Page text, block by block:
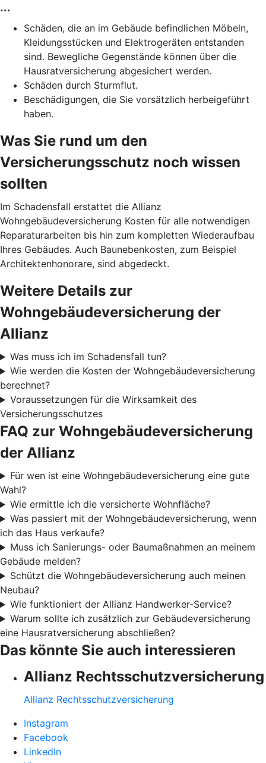
...
Schäden, die an im Gebäude befindlichen Möbeln,
Kleidungsstücken und Elektrogeräten entstanden
sind. Bewegliche Gegenstände können über die
Hausratversicherung abgesichert werden.
Schäden durch Sturmflut.
Beschädigungen, die Sie vorsätzlich herbeigeführt
haben.
Was Sie rund um den
Versicherungsschutz noch wissen
sollten
Im Schadensfall erstattet die Allianz
Wohngebäudeversicherung Kosten für alle notwendigen
Reparaturarbeiten bis hin zum kompletten Wiederaufbau
Ihres Gebäudes. Auch Baunebenkosten, zum Beispiel
Architektenhonorare, sind abgedeckt.
Weitere Details zur
Wohngebäudeversicherung der
Allianz
Was muss ich im Schadensfall tun?
Wie werden die Kosten der Wohngebäudeversicherung
berechnet?
Voraussetzungen für die Wirksamkeit des
Versicherungsschutzes
FAQ zur Wohngebäudeversicherung
der Allianz
Für wen ist eine Wohngebäudeversicherung eine gute
Wahl?
Wie ermittle ich die versicherte Wohnfläche?
Was passiert mit der Wohngebäudeversicherung, wenn
ich das Haus verkaufe?
Muss ich Sanierungs- oder Baumaßnahmen an meinem
Gebäude melden?
Schützt die Wohngebäudeversicherung auch meinen
Neubau?
Wie funktioniert der Allianz Handwerker-Service?
Warum sollte ich zusätzlich zur Gebäudeversicherung
eine Hausratversicherung abschließen?
Das könnte Sie auch interessieren
Allianz Rechtsschutzversicherung
Allianz Rechtsschutzversicherung
Instagram
Facebook
LinkedIn